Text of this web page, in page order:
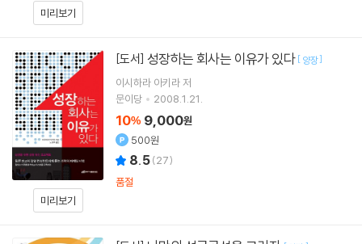
미리보기
미리보기
[도서] 성장하는 회사는 이유가 있다 [ 양장]
이시하라 아키라저
문이당
2008.1.21.
10% 9,000원
500원
8.5(27)
품절